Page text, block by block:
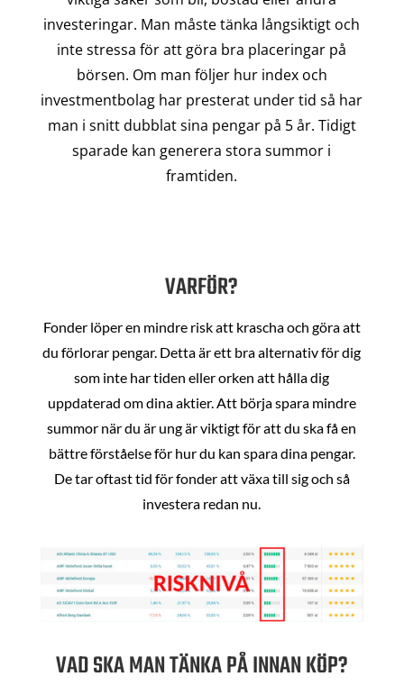
investeringar. Man måste tänka långsiktigt och
inte stressa för att göra bra placeringar på
börsen. Om man följer hur index och
investmentbolag har presterat under tid så har
man i snitt dubblat sina pengar på 5 år. Tidigt
sparade kan generera stora summor i
framtiden.
VARFÖR?
Fonder löper en mindre risk att krascha och göra att
du förlorar pengar. Detta är ett bra alternativ för dig
som inte har tiden eller orken att hålla dig
uppdaterad om dina aktier. Att börja spara mindre
summor när du är ung är viktigt för att du ska få en
bättre förståelse för hur du kan spara dina pengar.
De tar oftast tid för fonder att växa till sig och så
investera redan nu.
VAD SKA MAN TÄNKA PÅ INNAN KÖP?